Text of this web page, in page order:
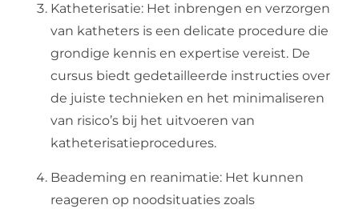
Katheterisatie: Het inbrengen en verzorgen
van katheters is een delicate procedure die
grondige kennis en expertise vereist. De
cursus biedt gedetailleerde instructies over
de juiste technieken en het minimaliseren
van risico’s bij het uitvoeren van
katheterisatieprocedures.
Beademing en reanimatie: Het kunnen
reageren op noodsituaties zoals